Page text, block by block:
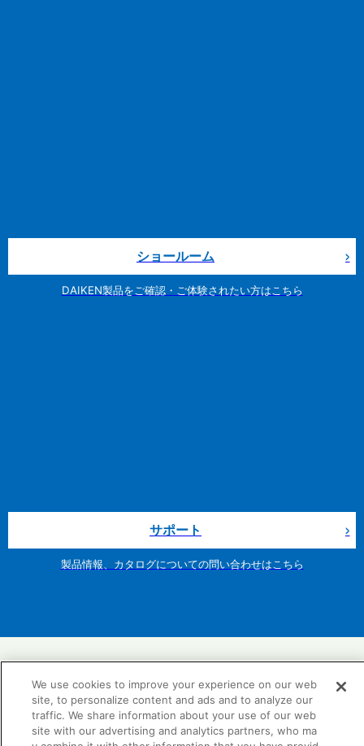
ショールーム
DAIKEN製品をご確認・ご体験されたい方はこちら
サポート
製品情報、カタログについての問い合わせはこちら
TDYリフォーム情報サイト
We use cookies to improve your experience on our web
site, to personalize content and ads and to analyze our
traffic. We share information about your use of our web
site with our advertising and analytics partners, who ma